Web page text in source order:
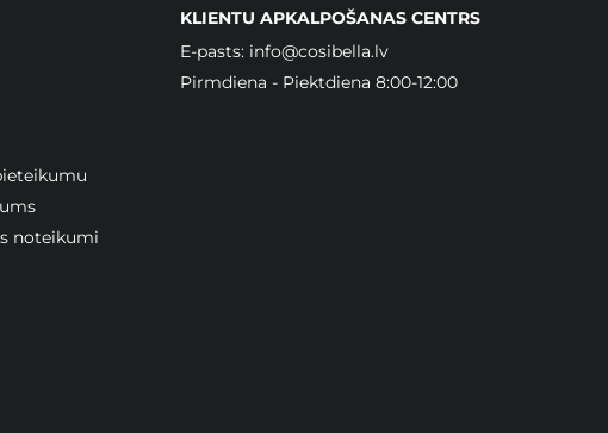
noteikumi
KLIENTU APKALPOŠANAS CENTRS
E-pasts: info@cosibella.lv
Pirmdiena - Piektdiena 8:00-12:00